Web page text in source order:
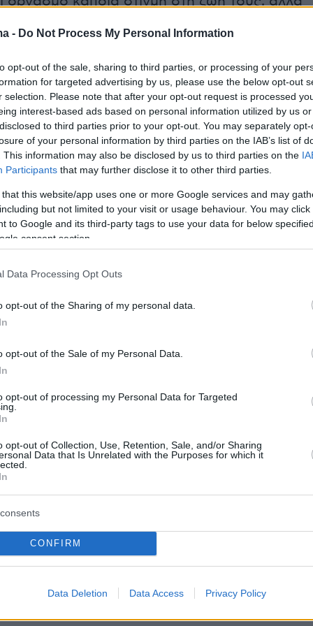
- Do Not Process My Personal Information
opt-out of the sale, sharing to third parties, or processing of your
for targeted advertising by us, please use the below opt-out
selection. Please note that after your opt-out request is processed
interest-based ads based on personal information utilized by us
to third parties prior to your opt-out. You may separately
of your personal information by third parties on the IAB’s list of
This information may also be disclosed by us to third parties on the
Participants that may further disclose it to other third parties.
that this website/app uses one or more Google services and may
but not limited to your visit or usage behaviour. You may
to Google and its third-party tags to use your data for below
consent section.
Data Processing Opt Outs
opt-out of the Sharing of my personal data.
opt-out of the Sale of my Personal Data.
opt-out of processing my Personal Data for Targeted
opt-out of Collection, Use, Retention, Sale, and/or Sharing
Data that Is Unrelated with the Purposes for which it
CONFIRM
Data Deletion Data Access Privacy Policy
κυρίως στον πιθανό ρόλο της
επικοινωνίας και ικανοποίησης.
1.008 γυναίκες ηλικίας από 18 έως
ετεροφυλόφιλες, με τα αποτελέσματα να
το 58,8 των συμμετεχουσών είχε
στιγμή, αλλά τα 2/3 αυτών δήλωσαν ότι
πλέον.
λόγοι
λόγοι για τους οποίους οι γυναίκες είχαν
οργασμό ήταν:
τον σύντροφό τους να αισθανθεί καλά
το σεξ επειδή ήταν
ερωτικός τους παρτενέρ και δεν ήθελαν να
αισθανθεί άσχημα (37.7%).
δεν προσποιούνται πια
λόγοι για τους οποίους οι γυναίκες
πλέον οργασμό ήταν:
άνετα με το σεξ, είτε έρθουν σε οργασμό